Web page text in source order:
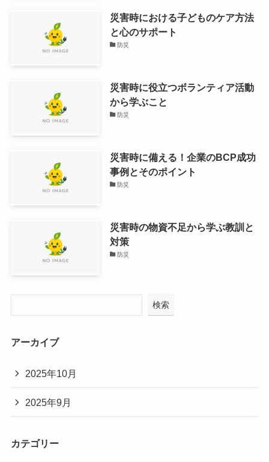
災害時における子どものケア方法
と心のサポート
防災
災害時に役立つボランティア活動
から学ぶこと
防災
災害時に備える！企業のBCP成功
事例とそのポイント
防災
災害時の物資不足から学ぶ教訓と
対策
防災
検索
アーカイブ
2025年10月
2025年9月
カテゴリー